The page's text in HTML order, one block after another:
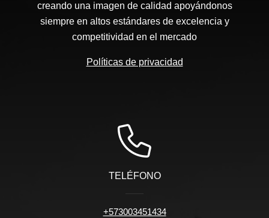
creando una imagen de calidad apoyándonos
siempre en altos estándares de excelencia y
competitividad en el mercado
Políticas de privacidad
TELÉFONO
+573003451434